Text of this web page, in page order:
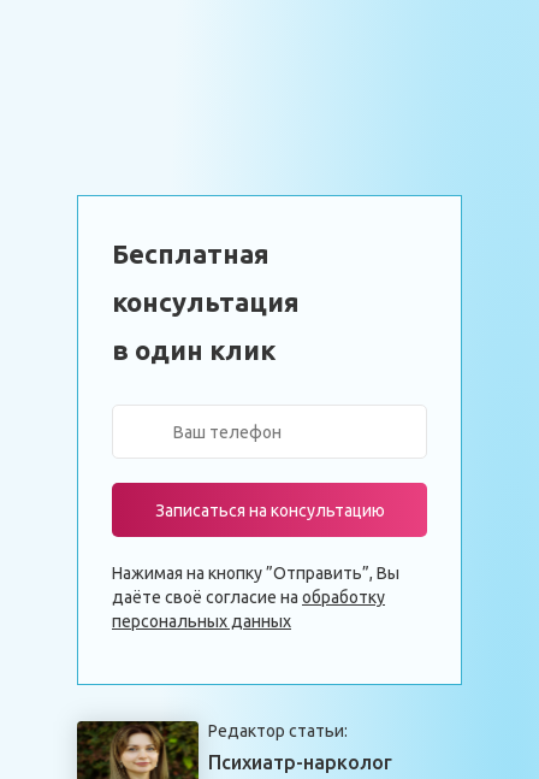
Бесплатная
консультация
в один клик
Записаться на консультацию
Нажимая на кнопку ”Отправить”, Вы
даёте своё согласие на обработку
персональных данных
Редактор статьи:
Психиатр-нарколог